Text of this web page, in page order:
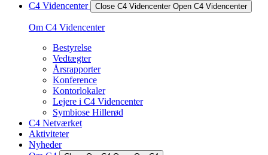
C4 Videncenter
Close C4 Videncenter Open C4 Videncenter
Om C4 Videncenter
Bestyrelse
Vedtægter
Årsrapporter
Konference
Kontorlokaler
Lejere i C4 Videncenter
Symbiose Hillerød
C4 Netværket
Aktiviteter
Nyheder